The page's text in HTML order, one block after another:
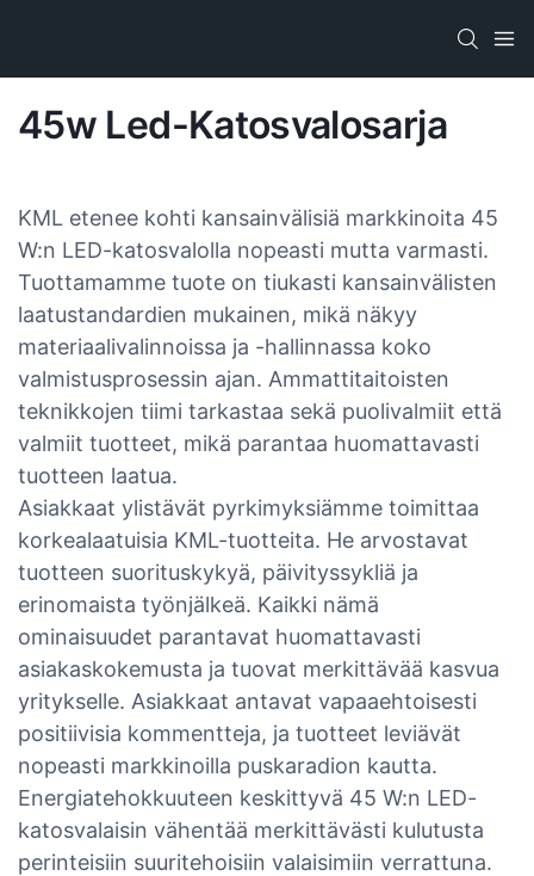
45w Led-Katosvalosarja
KML etenee kohti kansainvälisiä markkinoita 45
W:n LED-katosvalolla nopeasti mutta varmasti.
Tuottamamme tuote on tiukasti kansainvälisten
laatustandardien mukainen, mikä näkyy
materiaalivalinnoissa ja -hallinnassa koko
valmistusprosessin ajan. Ammattitaitoisten
teknikkojen tiimi tarkastaa sekä puolivalmiit että
valmiit tuotteet, mikä parantaa huomattavasti
tuotteen laatua.
Asiakkaat ylistävät pyrkimyksiämme toimittaa
korkealaatuisia KML-tuotteita. He arvostavat
tuotteen suorituskykyä, päivityssykliä ja
erinomaista työnjälkeä. Kaikki nämä
ominaisuudet parantavat huomattavasti
asiakaskokemusta ja tuovat merkittävää kasvua
yritykselle. Asiakkaat antavat vapaaehtoisesti
positiivisia kommentteja, ja tuotteet leviävät
nopeasti markkinoilla puskaradion kautta.
Energiatehokkuuteen keskittyvä 45 W:n LED-
katosvalaisin vähentää merkittävästi kulutusta
perinteisiin suuritehoisiin valaisimiin verrattuna.